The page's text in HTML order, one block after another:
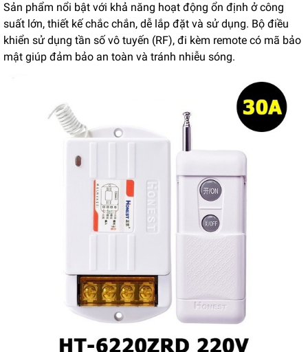
Sản phẩm nổi bật với khả năng hoạt động ổn định ở công
suất lớn, thiết kế chắc chắn, dễ lắp đặt và sử dụng. Bộ điều
khiển sử dụng tần số vô tuyến (RF), đi kèm remote có mã bảo
mật giúp đảm bảo an toàn và tránh nhiễu sóng.